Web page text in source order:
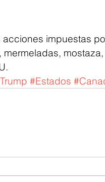
mermeladas,
#Estados